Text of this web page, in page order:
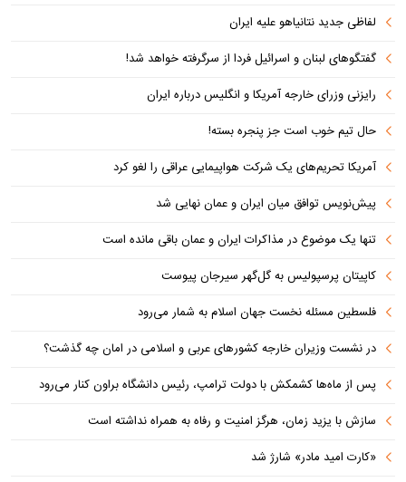
لفاظی جدید نتانیاهو علیه ایران
گفتگوهای لبنان و اسرائیل فردا از سرگرفته خواهد شد!
رایزنی وزرای خارجه آمریکا و انگلیس درباره ایران
حال تیم خوب است جز پنجره بسته!
آمریکا تحریم‌های یک شرکت هواپیمایی عراقی را لغو کرد
پیش‌نویس توافق میان ایران و عمان نهایی شد
تنها یک موضوع در مذاکرات ایران و عمان باقی مانده است
کاپیتان پرسپولیس به گل‌گهر سیرجان پیوست
فلسطین مسئله نخست جهان اسلام به شمار می‌رود
در نشست وزیران خارجه کشورهای عربی و اسلامی در امان چه گذشت؟
پس از ماه‌ها کشمکش با دولت ترامپ، رئیس دانشگاه براون کنار می‌رود
سازش با یزید زمان، هرگز امنیت و رفاه به همراه نداشته است
«کارت امید مادر» شارژ شد